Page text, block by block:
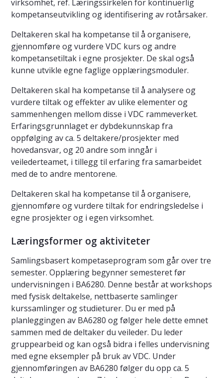
virksomhet, ref. Læringssirkelen for kontinuerlig
kompetanseutvikling og identifisering av rotårsaker.
Deltakeren skal ha kompetanse til å organisere,
gjennomføre og vurdere VDC kurs og andre
kompetansetiltak i egne prosjekter. De skal også
kunne utvikle egne faglige opplæringsmoduler.
Deltakeren skal ha kompetanse til å analysere og
vurdere tiltak og effekter av ulike elementer og
sammenhengen mellom disse i VDC rammeverket.
Erfaringsgrunnlaget er dybdekunnskap fra
oppfølging av ca. 5 deltakere/prosjekter med
hovedansvar, og 20 andre som inngår i
veilederteamet, i tillegg til erfaring fra samarbeidet
med de to andre mentorene.
Deltakeren skal ha kompetanse til å organisere,
gjennomføre og vurdere tiltak for endringsledelse i
egne prosjekter og i egen virksomhet.
Læringsformer og aktiviteter
Samlingsbasert kompetaseprogram som går over tre
semester. Opplæring begynner semesteret før
undervisningen i BA6280. Denne består at workshops
med fysisk deltakelse, nettbaserte samlinger
kurssamlinger og studieturer. Du er med på
planleggingen av BA6280 og følger hele dette emnet
sammen med de deltaker du veileder. Du leder
gruppearbeid og kan også bidra i felles undervisning
med egne eksempler på bruk av VDC. Under
gjennomføringen av BA6280 følger du opp ca. 5